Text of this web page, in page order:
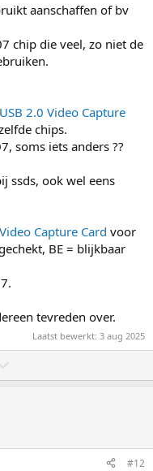
aanschaffen of bv
chip die veel, zo niet de
2.0 Video Capture
chips.
soms iets anders ??
ssds, ook wel eens
Capture Card voor
BE = blijkbaar
tevreden over.
Laatst bewerkt: 3 aug 2025
t
o
#12